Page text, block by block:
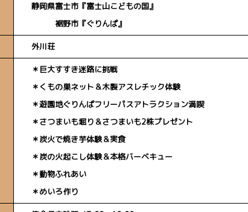
静岡県富士市『富士山こどもの国』
裾野市『ぐりんぱ』
外川荘
＊巨大すすき迷路に挑戦
＊くもの巣ネット＆木製アスレチック体験
＊遊園地ぐりんぱフリーパスアトラクション満喫
＊さつまいも堀り＆さつまいも2株プレゼント
＊炭火で焼き芋体験＆実食
＊炭の火起こし体験＆本格バーベキュー
＊動物ふれあい
＊めいろ作り